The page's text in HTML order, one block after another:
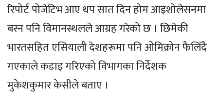
रिपोर्ट पोजेटिभ आए थप सात दिन होम आइशोलेसनमा
बस्न पनि विमानस्थलले आग्रह गरेको छ । छिमेकी
भारतसहित एसियाली देशहरूमा पनि ओमिक्रोन फैलिँदै
गएकाले कडाइ गरिएको विभागका निर्देशक
मुकेशकुमार केसीले बताए ।